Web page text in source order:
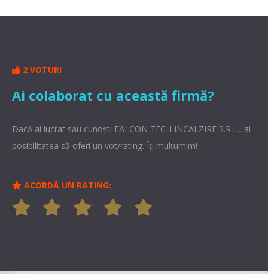
2 VOTURI
Ai colaborat cu această firmă?
Dacă ai lucrat sau cunoşti FALCON TECH INCALZIRE S.R.L., ai
posibilitatea să oferi un vot/rating. Îți mulțumim!
ACORDĂ UN RATING: